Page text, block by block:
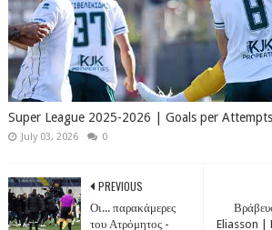
Super League 2025-2026 | Goals per Attempts
July 03, 2026 0
Eliasson |
PREVIOUS
Οι... παρακάμερες
του Ατρόμητος -